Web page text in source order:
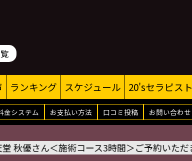
ランキング スケジュール 20'sセラピスト
金システム お支払い方法 口コミ投稿 お問い合わせ
ス3時間＞ご予約いただきました🙇‍♂️